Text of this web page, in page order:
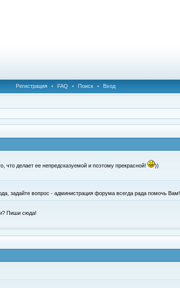
Регистрация • FAQ • Поиск • Вход
делает ее непредсказуемой и поэтому прекрасной!
))
задайте вопрос - администрация форума всегда рада помочь Вам!
Пиши сюда!